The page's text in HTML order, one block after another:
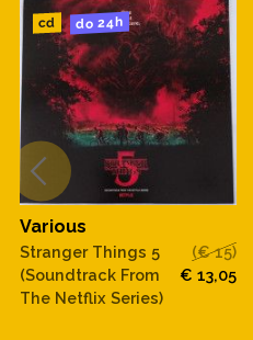
cd do 24h
Various
Stranger Things 5
(Soundtrack From
The Netflix Series)
(€ 15)
€ 13,05